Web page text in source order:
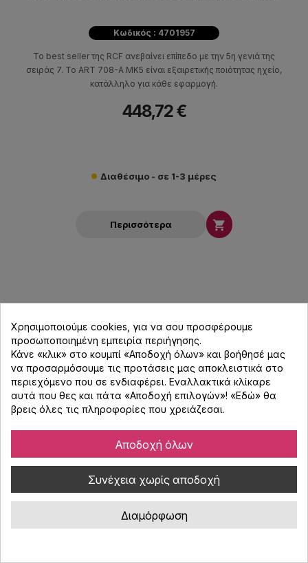
Κωδικός : 4701957
Το best seller της RCF ανεβαίνει επίπεδο με την 5η γενιά της
σειράς 7. Το ART 708-A MK5 είναι εξαιρετικής ποιότητας ηχείο,
κατάλληλο για κάθε εφαρμογή.
448,72 €
Διαθέσιμο - σε 1-3 μέρες
Περισσότερα 
Avante A10X Αυτοενισχυόμενο Ηχείο με
Bluetooth - Μαύρο
Χρησιμοποιούμε cookies, για να σου προσφέρουμε
προσωποποιημένη εμπειρία περιήγησης.
Κάνε «κλικ» στο κουμπί «Αποδοχή όλων» και βοήθησέ μας
να προσαρμόσουμε τις προτάσεις μας αποκλειστικά στο
περιεχόμενο που σε ενδιαφέρει. Εναλλακτικά κλίκαρε
αυτά που θες και πάτα «Αποδοχή επιλογών»! «Εδώ» θα
βρεις όλες τις πληροφορίες που χρειάζεσαι.
Αποδοχή όλων
Συνέχεια χωρίς αποδοχή
Διαμόρφωση